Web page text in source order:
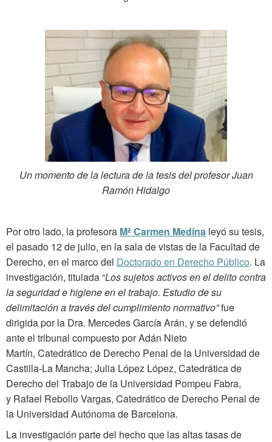
Un momento de la lectura de la tesis del profesor Juan
Ramón Hidalgo
Por otro lado, la profesora Mª Carmen Medina leyó su tesis,
el pasado 12 de julio, en la sala de vistas de la Facultad de
Derecho, en el marco del Doctorado en Derecho Público. La
investigación, titulada “Los sujetos activos en el delito contra
la seguridad e higiene en el trabajo. Estudio de su
delimitación a través del cumplimiento normativo”fue
dirigida por la Dra. Mercedes García Arán, y se defendió
ante el tribunal compuesto por Adán Nieto
Martín, Catedrático de Derecho Penal de la Universidad de
Castilla-La Mancha; Julia López López, Catedrática de
Derecho del Trabajo de la Universidad Pompeu Fabra,
y Rafael Rebollo Vargas, Catedrático de Derecho Penal de
la Universidad Autónoma de Barcelona.
La investigación parte del hecho que las altas tasas de